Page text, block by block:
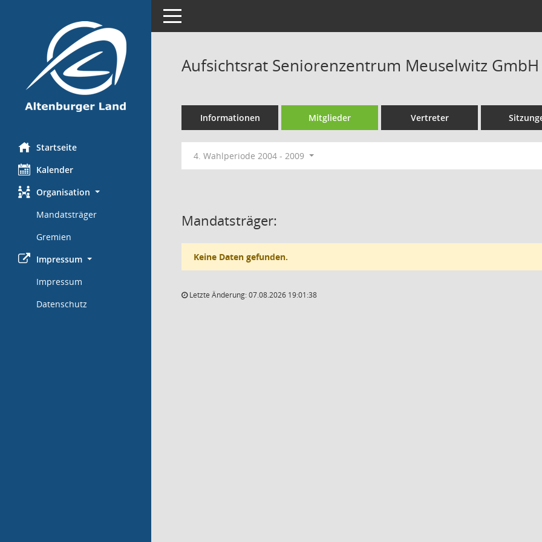
Startseite
Kalender
Organisation
Mandatsträger
Gremien
Impressum
Impressum
Datenschutz
Toggle navigation
Aufsichtsrat Seniorenzentrum Meuselwitz GmbH
Informationen Mitglieder Vertreter
4. Wahlperiode 2004 - 2009
Mandatsträger:
Keine Daten gefunden.
Letzte Änderung: 07.08.2026 19:01:38